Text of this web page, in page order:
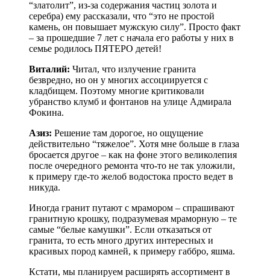
“златолит”, из-за содержания частиц золота и
серебра) ему рассказали, что “это не простой
камень, он повышает мужскую силу”. Просто факт
– за прошедшие 7 лет с начала его работы у них в
семье родилось ПЯТЕРО детей!
Виталий: Читал, что излучение гранита
безвредно, но он у многих ассоциируется с
кладбищем. Поэтому многие критиковали
убранство клумб и фонтанов на улице Адмирала
Фокина.
Азиз: Решение там дорогое, но ощущение
действительно “тяжелое”. Хотя мне больше в глаза
бросается другое – как на фоне этого великолепия
после очередного ремонта что-то не так уложили,
к примеру где-то желоб водостока просто ведет в
никуда.
Иногда гранит путают с мрамором – спрашивают
гранитную крошку, подразумевая мраморную – те
самые “белые камушки”. Если отказаться от
гранита, то есть много других интересных и
красивых пород камней, к примеру габбро, яшма.
Кстати, мы планируем расширять ассортимент в